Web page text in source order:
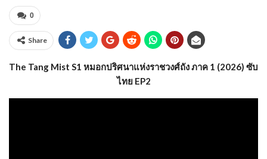
0
Share
The Tang Mist S1 หมอกปริศนาแห่งราชวงศ์ถัง ภาค 1 (2026) ซับ
ไทย EP2